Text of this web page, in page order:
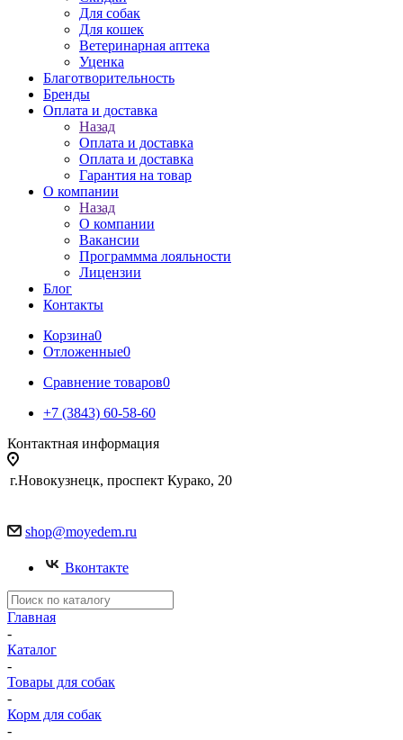
Для собак
Для кошек
Ветеринарная аптека
Уценка
Благотворительность
Бренды
Оплата и доставка
Назад
Оплата и доставка
Оплата и доставка
Гарантия на товар
О компании
Назад
О компании
Вакансии
Программма лояльности
Лицензии
Блог
Контакты
Корзина0
Отложенные0
Сравнение товаров0
+7 (3843) 60-58-60
Контактная информация
г.Новокузнецк, проспект Курако, 20
shop@moyedem.ru
Вконтакте
Главная
-
Каталог
-
Товары для собак
-
Корм для собак
-